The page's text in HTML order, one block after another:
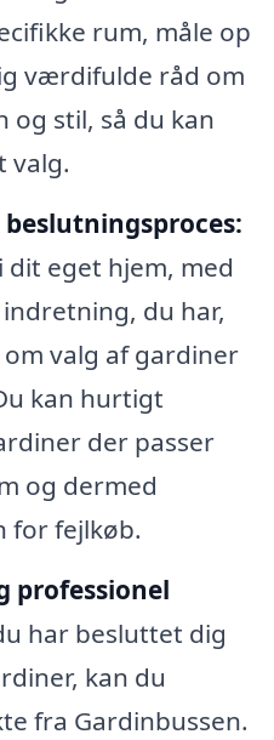
rum, måle op
værdifulde råd om
stil, så du kan
valg.
eget hjem, med
du har,
valg af gardiner
kan hurtigt
der passer
og dermed
for fejlkøb.
professionel
har besluttet dig
kan du
fra Gardinbussen.